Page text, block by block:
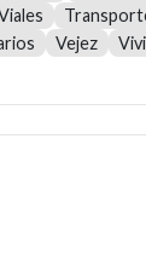
Vejez